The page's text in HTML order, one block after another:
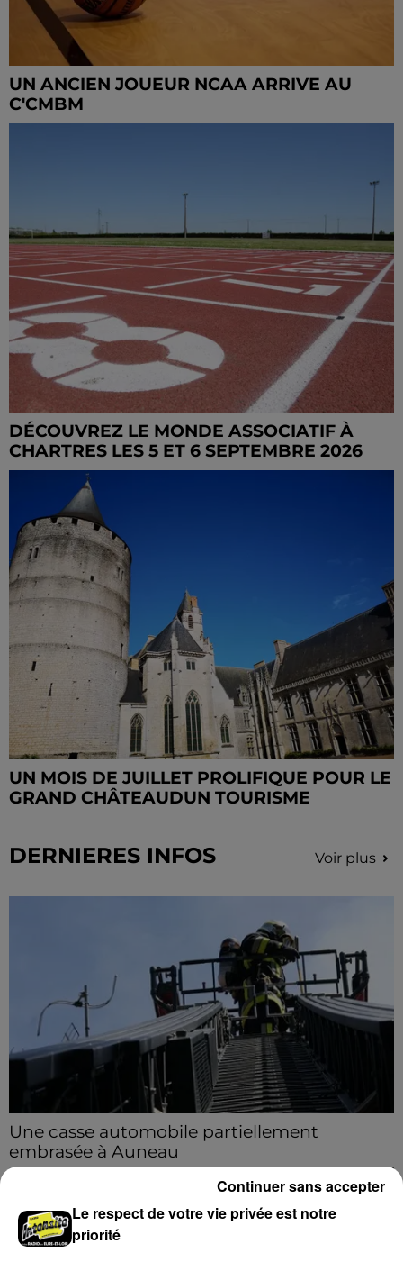
UN ANCIEN JOUEUR NCAA ARRIVE AU
C'CMBM
DÉCOUVREZ LE MONDE ASSOCIATIF À
CHARTRES LES 5 ET 6 SEPTEMBRE 2026
UN MOIS DE JUILLET PROLIFIQUE POUR LE
GRAND CHÂTEAUDUN TOURISME
DERNIERES INFOS Voir plus
Une casse automobile partiellement
embrasée à Auneau
« chômage technique pour neuf personnes » après le
sinistre, qui a également fait un blessé.
Le respect de votre vie privée est notre
priorité
Continuer sans accepter